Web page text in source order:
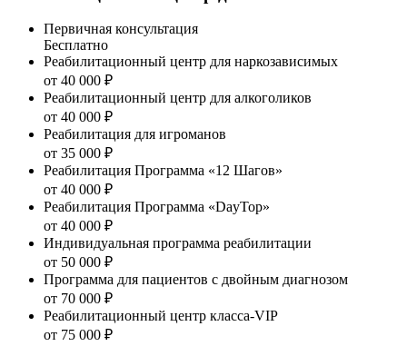
Первичная консультация
Бесплатно
Реабилитационный центр для наркозависимых
от 40 000 ₽
Реабилитационный центр для алкоголиков
от 40 000 ₽
Реабилитация для игроманов
от 35 000 ₽
Реабилитация Программа «12 Шагов»
от 40 000 ₽
Реабилитация Программа «DayTop»
от 40 000 ₽
Индивидуальная программа реабилитации
от 50 000 ₽
Программа для пациентов с двойным диагнозом
от 70 000 ₽
Реабилитационный центр класса-VIP
от 75 000 ₽